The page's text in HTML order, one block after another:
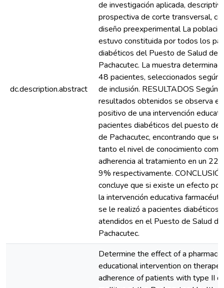
dc.description.abstract
de investigación aplicada,
prospectiva de corte transversal,
diseño preexperimental La
estuvo constituida por todos los
diabéticos del Puesto de Salud de
Pachacutec. La muestra
48 pacientes, seleccionados según
de inclusión. RESULTADOS Según
resultados obtenidos se observa
positivo de una intervención
pacientes diabéticos del puesto de
de Pachacutec, encontrando que
tanto el nivel de conocimiento
adherencia al tratamiento en un
9% respectivamente.
concluye que si existe un efecto
la intervención educativa
se le realizó a pacientes diabéticos
atendidos en el Puesto de Salud de
Pachacutec.
Determine the effect of a
educational intervention on
adherence of patients with type II